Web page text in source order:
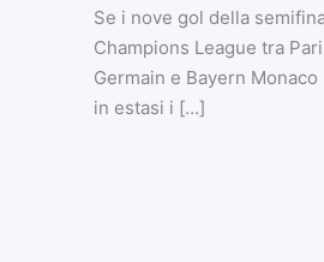
Se i nove gol della
Champions League tra
Germain e Bayern
in estasi i […]